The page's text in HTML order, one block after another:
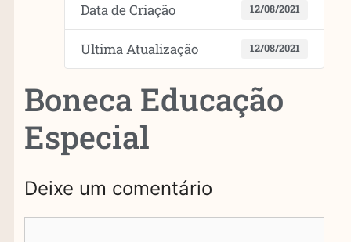
Data de Criação 12/08/2021
Ultima Atualização 12/08/2021
Boneca Educação
Especial
Deixe um comentário